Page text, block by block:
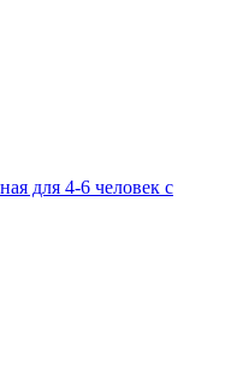
для 4-6 человек с